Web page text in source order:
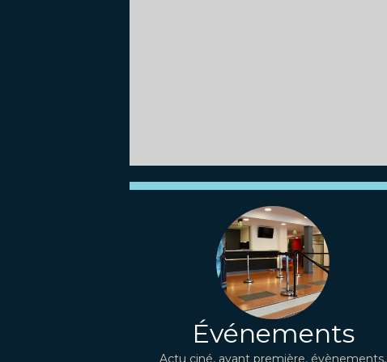
Événements
Actu ciné, avant première, évènements,